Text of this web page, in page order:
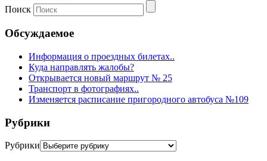
Поиск
Обсуждаемое
Информация о проездных билетах..
Куда направлять жалобы?
Открывается новый маршрут № 25
Транспорт в фотографиях..
Изменяется расписание пригородного автобуса №109
Рубрики
Рубрики